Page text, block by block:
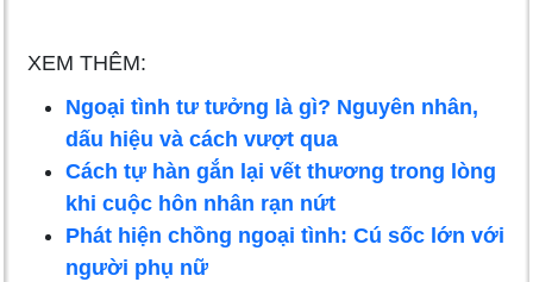
XEM THÊM:
Ngoại tình tư tưởng là gì? Nguyên nhân,
dấu hiệu và cách vượt qua
Cách tự hàn gắn lại vết thương trong lòng
khi cuộc hôn nhân rạn nứt
Phát hiện chồng ngoại tình: Cú sốc lớn với
người phụ nữ